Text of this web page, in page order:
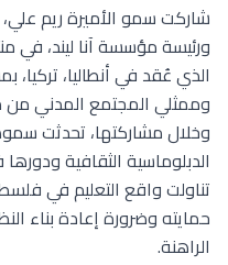
شاركت سمو الأميرة ريم
الذي عُقد في أنطاليا، تركيا،
وممثلي المجتمع المدني من
وخلال مشاركتها، تحدثت
الدبلوماسية الثقافية ودورها
تناولت واقع التعليم في
حمايته وضرورة إعادة بناء
الراهنة.